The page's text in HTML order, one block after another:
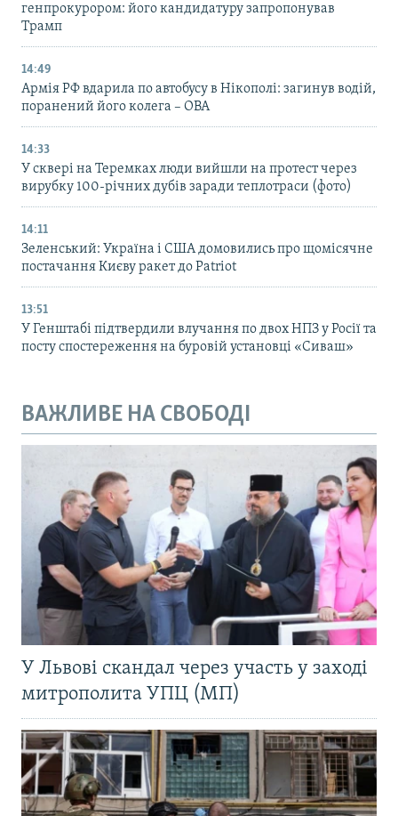
генпрокурором: його кандидатуру запропонував
Трамп
14:49
Армія РФ вдарила по автобусу в Нікополі: загинув водій,
поранений його колега – ОВА
14:33
У сквері на Теремках люди вийшли на протест через
вирубку 100-річних дубів заради теплотраси (фото)
14:11
Зеленський: Україна і США домовились про щомісячне
постачання Києву ракет до Patriot
13:51
У Генштабі підтвердили влучання по двох НПЗ у Росії та
посту спостереження на буровій установці «Сиваш»
ВАЖЛИВЕ НА СВОБОДІ
У Львові скандал через участь у заході
митрополита УПЦ (МП)